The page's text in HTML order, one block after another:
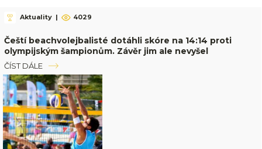
Aktuality | 4029
Čeští beachvolejbalisté dotáhli skóre na 14:14 proti
olympijským šampionům. Závěr jim ale nevyšel
ČÍST DÁLE